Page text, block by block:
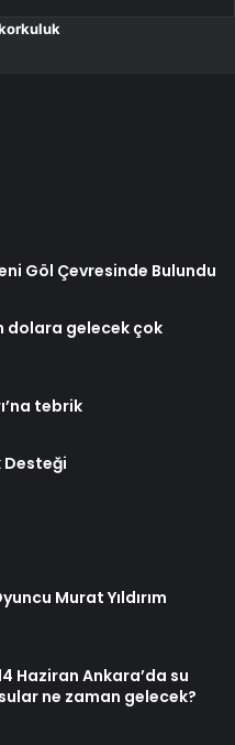
Göl Çevresinde Bulundu
dolara gelecek çok
tebrik
Desteği
Murat Yıldırım
Haziran Ankara’da su
ne zaman gelecek?